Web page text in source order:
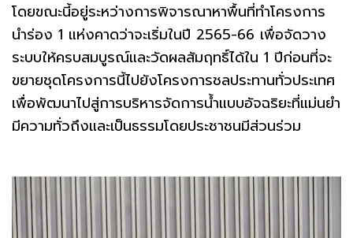
โดยขณะนี้อยู่ระหว่างการพิจารณาหาพื้นที่ทำโครงการ
นำร่อง 1 แห่งคาดว่าจะเริ่มในปี 2565-66 เพื่อจัดวาง
ระบบให้ครบสมบูรณ์และวัดผลสัมฤทธิ์ได้ใน 1 ปีก่อนที่จะ
ขยายชุดโครงการนี้ไปยังโครงการชลประทานทั่วประเทศ
เพื่อพัฒนาไปสู่การบริหารจัดการน้ำแบบอัจฉริยะที่แม่นยำ
มีความทั่วถึงและเป็นธรรมโดยประชาชนมีส่วนร่วม